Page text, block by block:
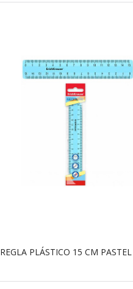
REGLA PLÁSTICO 15 CM